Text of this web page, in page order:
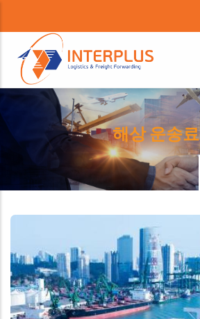
요
츠
로
해상 운송료